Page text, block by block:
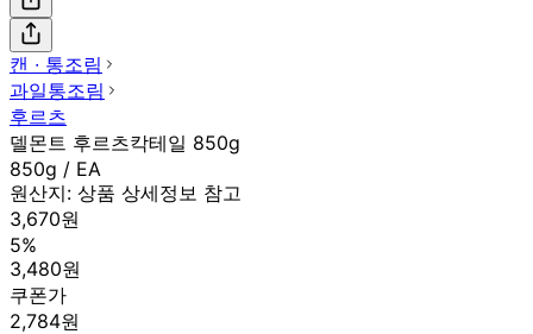
캔 ∙ 통조림
과일통조림
후르츠
델몬트 후르츠칵테일 850g
850g / EA
원산지: 상품 상세정보 참고
3,670원
5%
3,480원
쿠폰가
2,784원